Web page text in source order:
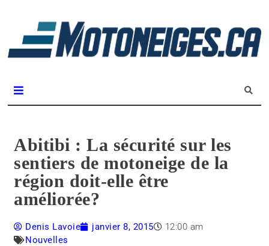
Abitibi : La sécurité sur les
sentiers de motoneige de la
région doit-elle être
améliorée?
Denis Lavoie janvier 8, 2015
12:00 am
Nouvelles